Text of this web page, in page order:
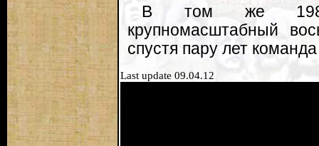
В том же 1988-
крупномасштабный
спустя пару лет
Last update 09.04.12